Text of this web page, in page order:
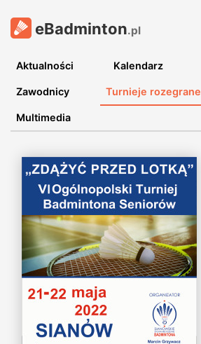
eBadminton.pl
Aktualności Kalendarz
Zawodnicy Turnieje rozegrane
Multimedia